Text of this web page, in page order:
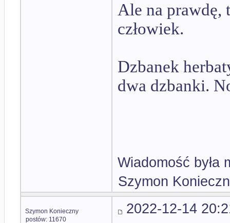
Ale na prawdę,
człowiek.
Dzbanek
dwa dzbanki.
Wiadomość była
Szymon
Szymon Konieczny
postów: 11670
2022-12-14